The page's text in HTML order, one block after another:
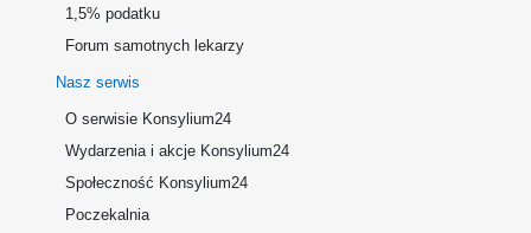
1,5% podatku
Forum samotnych lekarzy
Nasz serwis
O serwisie Konsylium24
Wydarzenia i akcje Konsylium24
Społeczność Konsylium24
Poczekalnia